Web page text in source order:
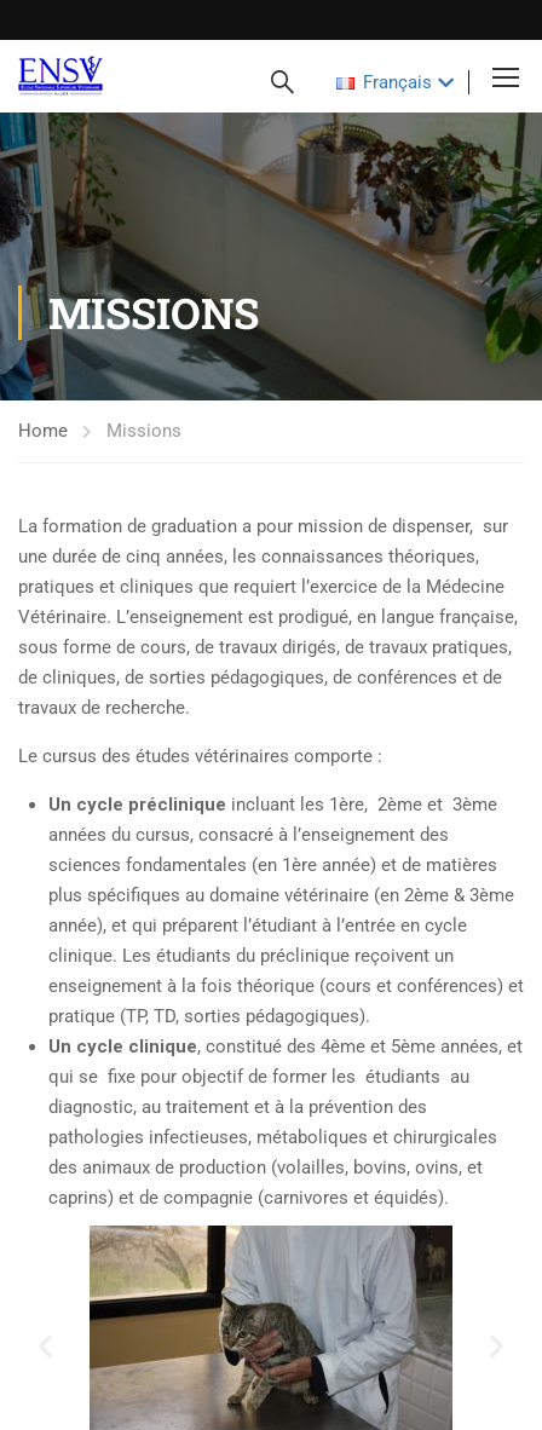
Français
MISSIONS
Home Missions
La formation de graduation a pour mission de dispenser, sur
une durée de cinq années, les connaissances théoriques,
pratiques et cliniques que requiert l’exercice de la Médecine
Vétérinaire. L’enseignement est prodigué, en langue française,
sous forme de cours, de travaux dirigés, de travaux pratiques,
de cliniques, de sorties pédagogiques, de conférences et de
travaux de recherche.
Le cursus des études vétérinaires comporte :
Un cycle préclinique incluant les 1ère, 2ème et 3ème
années du cursus, consacré à l’enseignement des
sciences fondamentales (en 1ère année) et de matières
plus spécifiques au domaine vétérinaire (en 2ème & 3ème
année), et qui préparent l’étudiant à l’entrée en cycle
clinique. Les étudiants du préclinique reçoivent un
enseignement à la fois théorique (cours et conférences) et
pratique (TP, TD, sorties pédagogiques).
Un cycle clinique, constitué des 4ème et 5ème années, et
qui se fixe pour objectif de former les étudiants au
diagnostic, au traitement et à la prévention des
pathologies infectieuses, métaboliques et chirurgicales
des animaux de production (volailles, bovins, ovins, et
caprins) et de compagnie (carnivores et équidés).